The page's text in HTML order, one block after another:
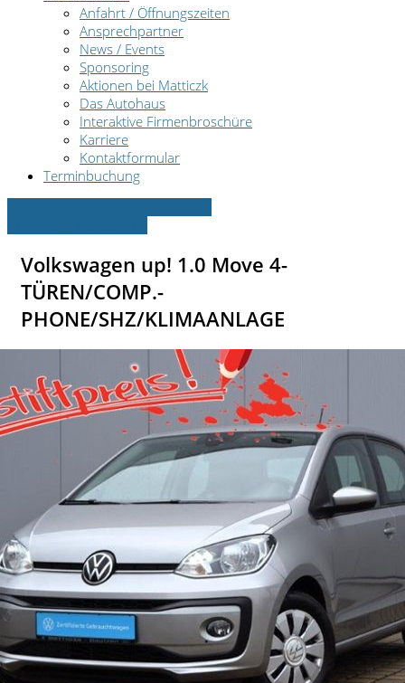
Anfahrt / Öffnungszeiten
Ansprechpartner
News / Events
Sponsoring
Aktionen bei Matticzk
Das Autohaus
Interaktive Firmenbroschüre
Karriere
Kontaktformular
Terminbuchung
Volkswagen up! 1.0 Move 4-
TÜREN/COMP.-
PHONE/SHZ/KLIMAANLAGE